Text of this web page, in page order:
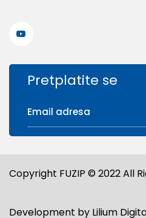
Pretplatite se
Copyright FUZIP © 2022 All
Development by Lilium